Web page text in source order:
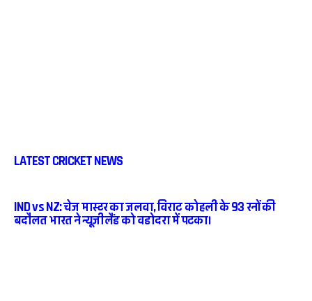
LATEST CRICKET NEWS
IND vs NZ: चेज मास्टर का जलवा, विराट कोहली के 93 रनों की
बदौलत भारत ने न्यूजीलैंड को वडोदरा में पटका।